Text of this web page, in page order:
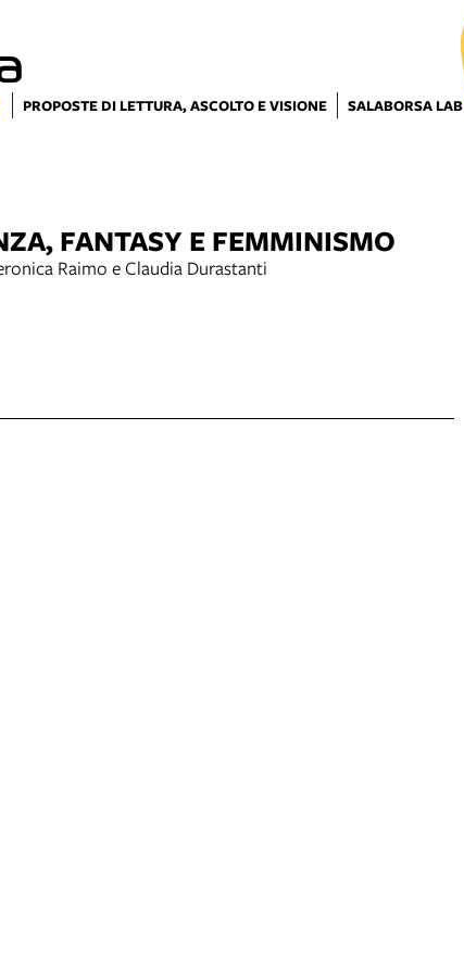
PROPOSTE DI LETTURA, ASCOLTO E VISIONE SALABORSA LAB
FANTASY E FEMMINISMO
Raimo e Claudia Durastanti